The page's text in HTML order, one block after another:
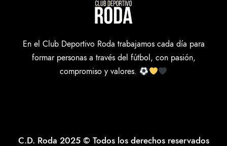
En el Club Deportivo Roda trabajamos cada día para
formar personas a través del fútbol, con pasión,
compromiso y valores.
C.D. Roda 2025 © Todos los derechos reservados